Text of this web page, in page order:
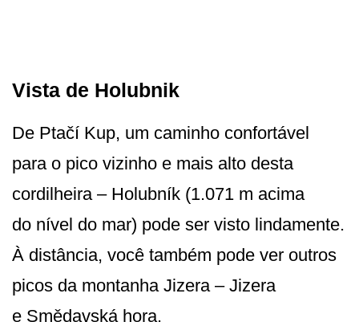
Vista de Holubnik
De Ptačí Kup, um caminho confortável
para o pico vizinho e mais alto desta
cordilheira – Holubník (1.071 m acima
do nível do mar) pode ser visto lindamente.
À distância, você também pode ver outros
picos da montanha Jizera – Jizera
e Smědavská hora.